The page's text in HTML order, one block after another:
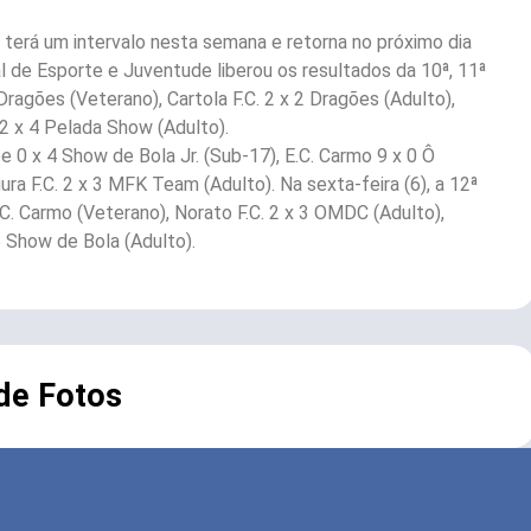
um intervalo nesta semana e retorna no próximo dia
Esporte e Juventude liberou os resultados da 10ª, 11ª
(Veterano), Cartola F.C. 2 x 2 Dragões (Adulto),
x 4 Pelada Show (Adulto).
x 4 Show de Bola Jr. (Sub-17), E.C. Carmo 9 x 0 Ô
F.C. 2 x 3 MFK Team (Adulto). Na sexta-feira (6), a 12ª
(Veterano), Norato F.C. 2 x 3 OMDC (Adulto),
Show de Bola (Adulto).
Fotos